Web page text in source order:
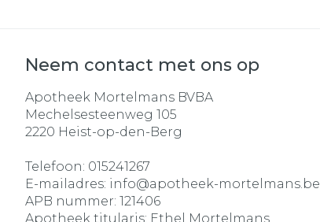
Neem contact met ons op
Apotheek Mortelmans BVBA
Mechelsesteenweg 105
2220 Heist-op-den-Berg
Telefoon: 015241267
E-mailadres: info@apotheek-mortelmans.be
APB nummer: 121406
Apotheek titularis: Ethel Mortelmans